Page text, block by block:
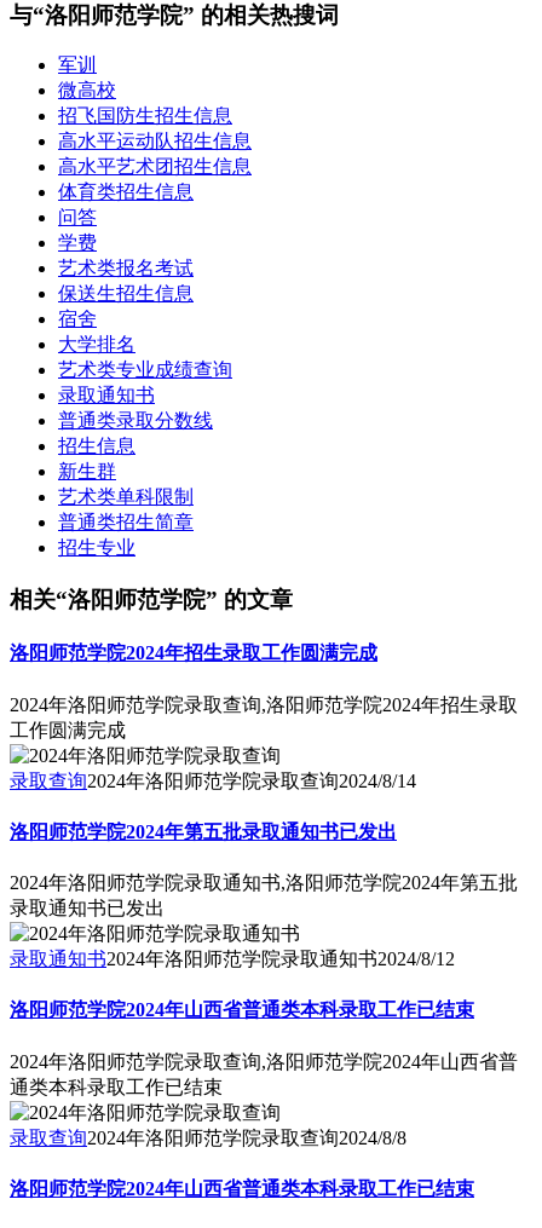
与“洛阳师范学院” 的相关热搜词
军训
微高校
招飞国防生招生信息
高水平运动队招生信息
高水平艺术团招生信息
体育类招生信息
问答
学费
艺术类报名考试
保送生招生信息
宿舍
大学排名
艺术类专业成绩查询
录取通知书
普通类录取分数线
招生信息
新生群
艺术类单科限制
普通类招生简章
招生专业
相关“洛阳师范学院” 的文章
洛阳师范学院2024年招生录取工作圆满完成
2024年洛阳师范学院录取查询,洛阳师范学院2024年招生录取
工作圆满完成
录取查询2024年洛阳师范学院录取查询2024/8/14
洛阳师范学院2024年第五批录取通知书已发出
2024年洛阳师范学院录取通知书,洛阳师范学院2024年第五批
录取通知书已发出
录取通知书2024年洛阳师范学院录取通知书2024/8/12
洛阳师范学院2024年山西省普通类本科录取工作已结束
2024年洛阳师范学院录取查询,洛阳师范学院2024年山西省普
通类本科录取工作已结束
录取查询2024年洛阳师范学院录取查询2024/8/8
洛阳师范学院2024年山西省普通类本科录取工作已结束